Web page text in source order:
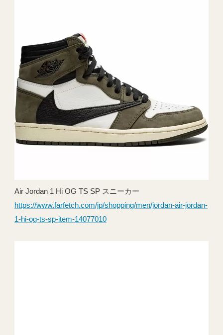
Air Jordan 1 Hi OG TS SP スニーカー
https://www.farfetch.com/jp/shopping/men/jordan-air-jordan-
1-hi-og-ts-sp-item-14077010